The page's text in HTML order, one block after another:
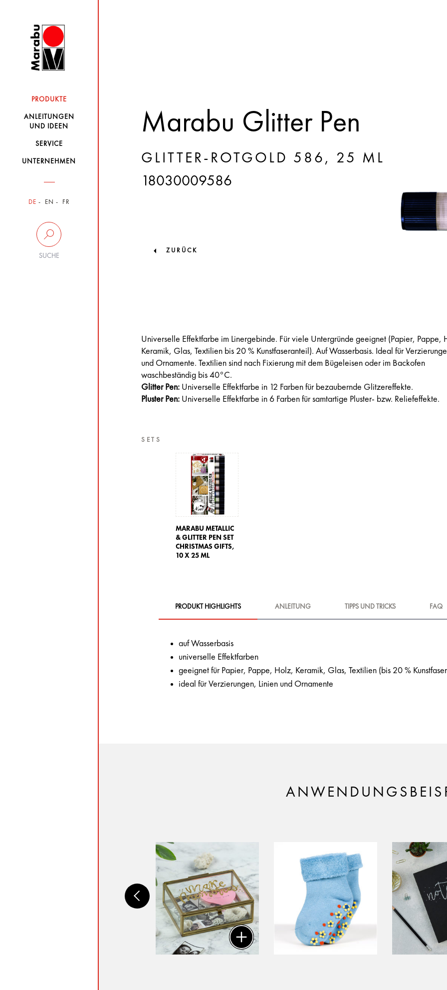
PRODUKTE
ANLEITUNGEN
UND IDEEN
SERVICE
UNTERNEHMEN
DE EN FR
SUCHE
Marabu Glitter Pen
GLITTER-ROTGOLD 586, 25 ML
18030009586
ZURÜCK
Universelle Effektfarbe im Linergebinde. Für viele Untergründe geeignet (Papier, Pappe,
Keramik, Glas, Textilien bis 20 % Kunstfaseranteil). Auf Wasserbasis. Ideal für
und Ornamente. Textilien sind nach Fixierung mit dem Bügeleisen oder im Backofen
waschbeständig bis 40°C.
Glitter Pen: Universelle Effektfarbe in 12 Farben für bezaubernde Glitzereffekte.
Pluster Pen: Universelle Effektfarbe in 6 Farben für samtartige Pluster- bzw. Reliefeffekte.
SETS
MARABU METALLIC
& GLITTER PEN SET
CHRISTMAS GIFTS,
10 X 25 ML
PRODUKT HIGHLIGHTS ANLEITUNG TIPPS UND TRICKS FAQ
auf Wasserbasis
universelle Effektfarben
geeignet für Papier, Pappe, Holz, Keramik, Glas, Textilien (bis 20 %
ideal für Verzierungen, Linien und Ornamente